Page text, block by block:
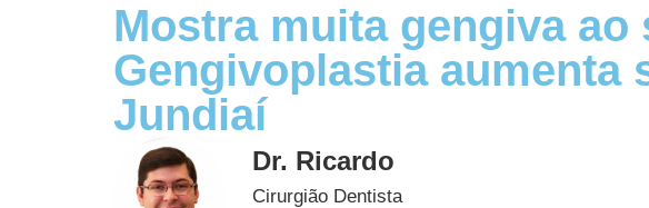
Mostra muita gengiva
Gengivoplastia aumenta
Jundiaí
Dr. Ricardo
Cirurgião Dentista